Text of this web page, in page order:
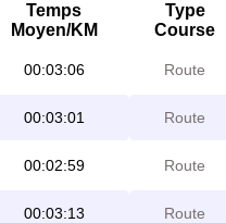
Temps
Moyen/KM
Type
Course
00:03:06 Route
00:03:01 Route
00:02:59 Route
00:03:13 Route